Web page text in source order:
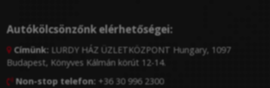
Autókölcsönzőnk elérhetőségei:
 Címünk: LURDY HÁZ ÜZLETKÖZPONT Hungary, 1097
Budapest, Könyves Kálmán körút 12-14.
 Non-stop telefon: +36 30 996 2300